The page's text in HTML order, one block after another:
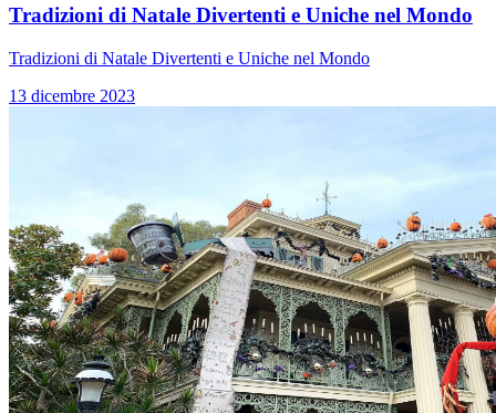
Tradizioni di Natale Divertenti e Uniche nel Mondo
Tradizioni di Natale Divertenti e Uniche nel Mondo
13 dicembre 2023